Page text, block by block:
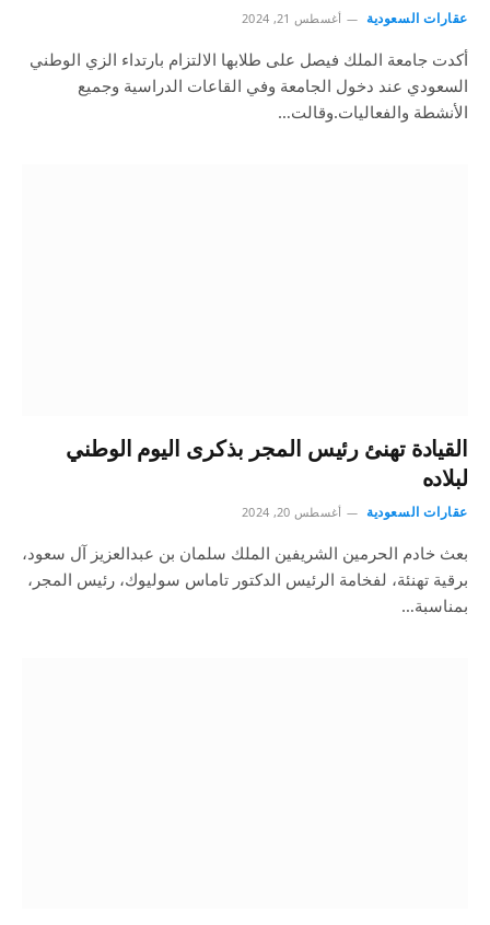
عقارات السعودية أغسطس 21, 2024
أكدت جامعة الملك فيصل على طلابها الالتزام بارتداء الزي الوطني
السعودي عند دخول الجامعة وفي القاعات الدراسية وجميع
الأنشطة والفعاليات.وقالت…
القيادة تهنئ رئيس المجر بذكرى اليوم الوطني
لبلاده
عقارات السعودية أغسطس 20, 2024
بعث خادم الحرمين الشريفين الملك سلمان بن عبدالعزيز آل سعود،
برقية تهنئة، لفخامة الرئيس الدكتور تاماس سوليوك، رئيس المجر،
بمناسبة…